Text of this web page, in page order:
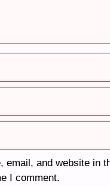
email, and website in
I comment.